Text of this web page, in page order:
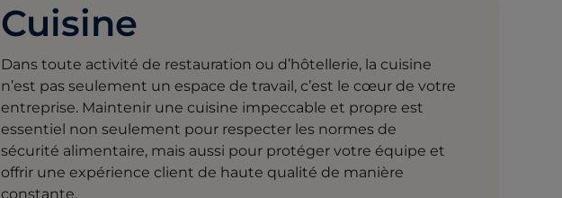
Cuisine
Dans toute activité de restauration ou d’hôtellerie, la cuisine
n’est pas seulement un espace de travail, c’est le cœur de votre
entreprise. Maintenir une cuisine impeccable et propre est
essentiel non seulement pour respecter les normes de
sécurité alimentaire, mais aussi pour protéger votre équipe et
offrir une expérience client de haute qualité de manière
constante.